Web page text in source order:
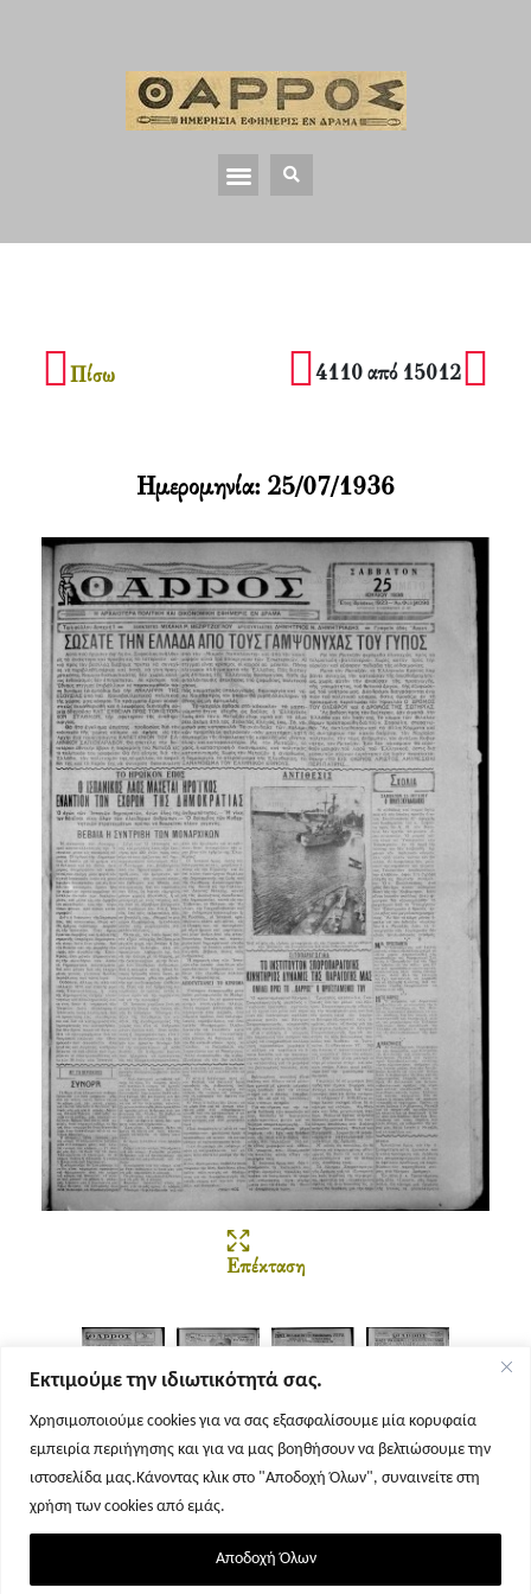
Εκτιμούμε την ιδιωτικότητά σας.
Χρησιμοποιούμε cookies για να σας εξασφαλίσουμε μία κορυφαία
εμπειρία περιήγησης και για να μας βοηθήσουν να βελτιώσουμε την
ιστοσελίδα μας.Κάνοντας κλικ στο "Αποδοχή Όλων", συναινείτε στη
χρήση των cookies από εμάς.
Αποδοχή Όλων
Πίσω 4110 από 15012
Επέκταση
Σελίδα 1 Σελίδα 2 Σελίδα 3 Σελίδα 4
Ημερομηνία: 25/07/1936